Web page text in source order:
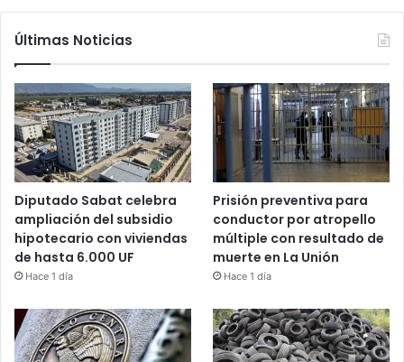
Últimas Noticias
Diputado Sabat celebra
ampliación del subsidio
hipotecario con viviendas
de hasta 6.000 UF
Hace 1 día
Prisión preventiva para
conductor por atropello
múltiple con resultado de
muerte en La Unión
Hace 1 día